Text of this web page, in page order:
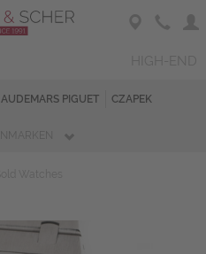
AUDEMARS PIGUET CZAPEK